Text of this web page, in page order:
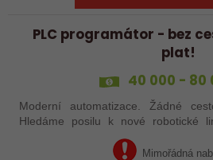
PLC programátor - bez
plat!
40 000 - 80
Moderní automatizace. Žádné
Hledáme posilu k nové robotické
jste šikovný absolvent…
Mimořádná